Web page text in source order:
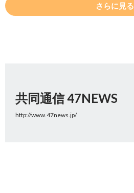
さらに見る
共同通信 47NEWS
http://www.47news.jp/